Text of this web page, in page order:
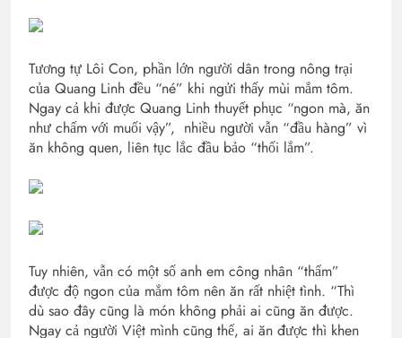
Tương tự Lôi Con, phần lớn người dân trong nông trại
của Quang Linh đều “né” khi ngửi thấy mùi mắm tôm.
Ngay cả khi được Quang Linh thuyết phục “ngon mà, ăn
như chấm với muối vậy”, nhiều người vẫn “đầu hàng” vì
ăn không quen, liên tục lắc đầu bảo “thối lắm”.
Tuy nhiên, vẫn có một số anh em công nhân “thẩm”
được độ ngon của mắm tôm nên ăn rất nhiệt tình. “Thì
dù sao đây cũng là món không phải ai cũng ăn được.
Ngay cả người Việt mình cũng thế, ai ăn được thì khen